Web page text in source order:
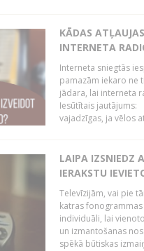
KĀDAS
INTERNETA
Interneta sniegtās
pamazām iekaro ne
jādara, lai interneta
Iesūtītais jautājums:
vajadzīgas, ja vēlos
LAIPA IZSNIEDZ
IERAKSTU
Televīzijām, vai pie
katras
individuāli, lai
un izmantošanas
spēkā būtiskas